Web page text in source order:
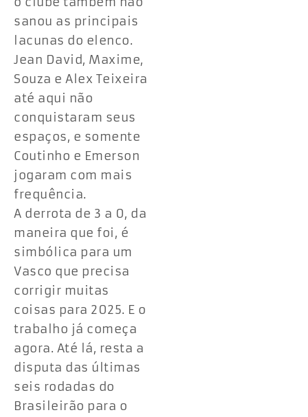
sanou as principais
lacunas do elenco.
Jean David, Maxime,
Souza e Alex Teixeira
até aqui não
conquistaram seus
espaços, e somente
Coutinho e Emerson
jogaram com mais
frequência.
A derrota de 3 a 0, da
maneira que foi, é
simbólica para um
Vasco que precisa
corrigir muitas
coisas para 2025. E o
trabalho já começa
agora. Até lá, resta a
disputa das últimas
seis rodadas do
Brasileirão para o